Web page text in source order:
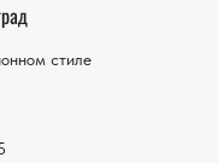
стиле